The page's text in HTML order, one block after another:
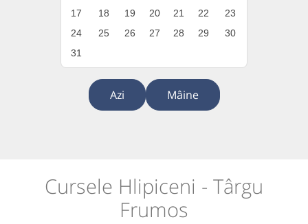
17
18 19 20 21 22
23
24
25 26 27 28 29
30
31
Azi Mâine
Cursele Hlipiceni - Târgu
Frumos